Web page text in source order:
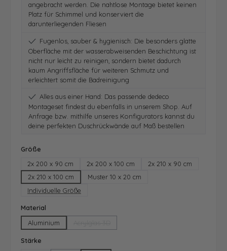
angebracht werden. Die nahtlose Montage bietet keinen
Platz für Schimmel und konserviert die
darunterliegenden Fliesen
Fugenlos, sauber & hygienisch: Die besonders glatte
Oberfläche mit der wasserabweisenden Beschichtung ist
nicht nur leicht zu reinigen, sondern bietet dadurch
kaum Angriffsfläche für weiteren Schmutz und
erleichtert somit die Badreinigung
Alles aus einer Hand: Das passende dedeco
Montageset findest du ebenfalls in unserem Shop. Auf
Anfrage bzw. mithilfe unseres Konfigurators kannst du
deine perfekten Duschrückwände auf Maß bestellen
Größe
2x 200 x 90 cm
2x 200 x 100 cm
2x 210 x 90 cm
2x 210 x 100 cm
Muster 10 x 20 cm
Individuelle Größe
Material
Aluminium
Stärke